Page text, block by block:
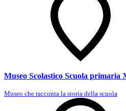
Museo Scolastico Scuola primaria
Museo che racconta la storia della scuola